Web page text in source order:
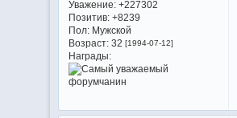
Уважение: +227302
Позитив: +8239
Пол:Мужской
Возраст:32 [1994-07-12]
Награды: